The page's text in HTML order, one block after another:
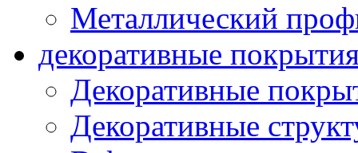
Металлический
декоративные
Декоративные
Декоративные